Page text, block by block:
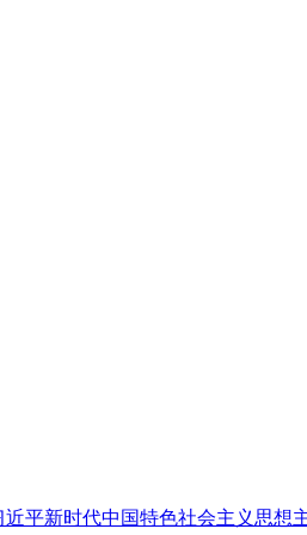
平新时代中国特色社会主义思想